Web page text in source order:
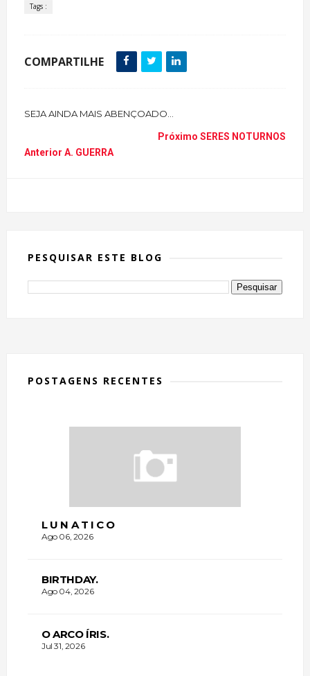
Tags :
COMPARTILHE
SEJA AINDA MAIS ABENÇOADO...
Próximo SERES NOTURNOS
Anterior A. GUERRA
PESQUISAR ESTE BLOG
POSTAGENS RECENTES
L U N A T I C O
Ago 06, 2026
BIRTHDAY.
Ago 04, 2026
O ARCO ÍRIS.
Jul 31, 2026